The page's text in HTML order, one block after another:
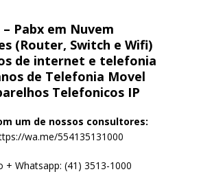
– Pabx em Nuvem
(Router, Switch e Wifi)
de internet e telefonia
de Telefonia Movel
Telefonicos IP
um de nossos consultores:
wa.me/554135131000
+ Whatsapp: (41) 3513-1000